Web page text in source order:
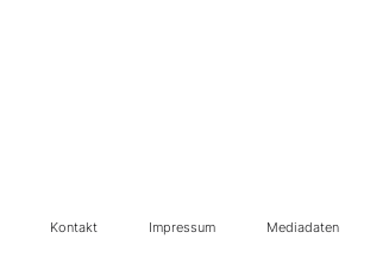
Kontakt Impressum Mediadaten